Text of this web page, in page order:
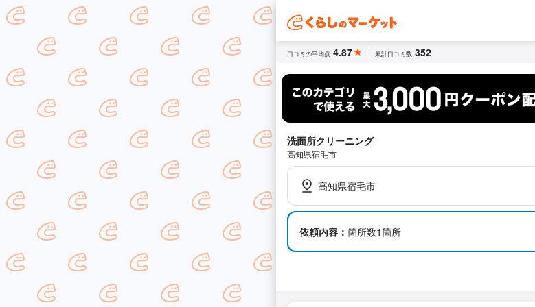
口コミの平均点 4.87 累計口コミ数 352
洗面所クリーニング
高知県宿毛市
高知県宿毛市
依頼内容： 箇所数1箇所